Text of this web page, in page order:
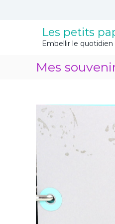
Les petits
Embellir le quotidien
Mes